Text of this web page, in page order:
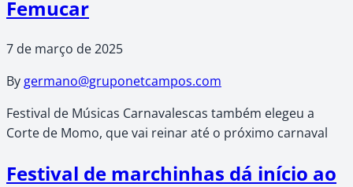
Femucar
7 de março de 2025
By germano@gruponetcampos.com
Festival de Músicas Carnavalescas também elegeu a
Corte de Momo, que vai reinar até o próximo carnaval
Festival de marchinhas dá início ao